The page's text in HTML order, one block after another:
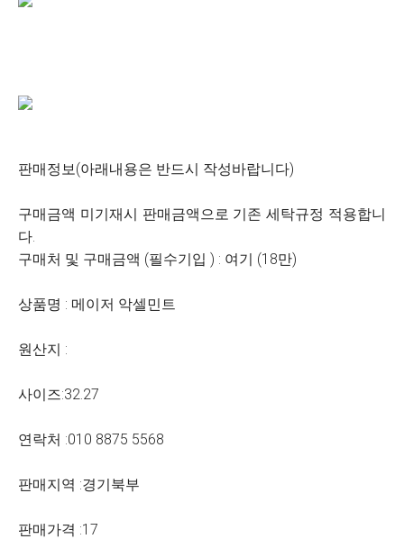
판매정보(아래내용은 반드시 작성바랍니다)
구매금액 미기재시 판매금액으로 기존 세탁규정 적용합니
다.
구매처 및 구매금액 (필수기입 ) : 여기 (18만)
상품명 : 메이저 악셀민트
원산지 :
사이즈:32.27
연락처 :010 8875 5568
판매지역 :경기북부
판매가격 :17